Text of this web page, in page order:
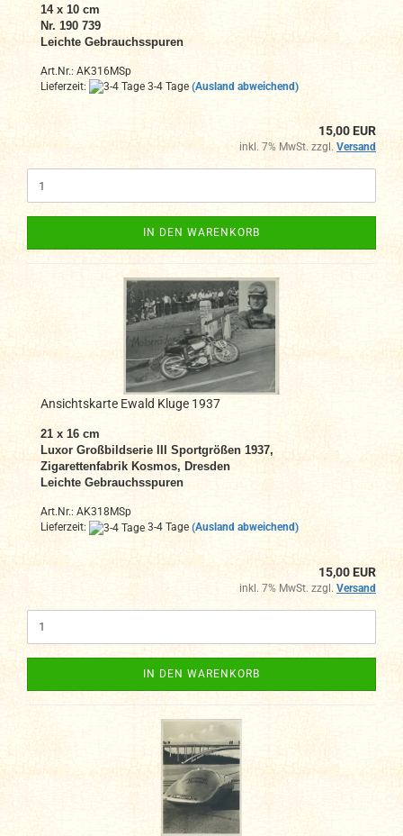
14 x 10 cm
Nr. 190 739
Leichte Gebrauchsspuren
Art.Nr.: AK316MSp
Lieferzeit:
3-4 Tage (Ausland abweichend)
15,00 EUR
inkl. 7% MwSt. zzgl. Versand
IN DEN WARENKORB
Ansichtskarte Ewald Kluge 1937
21 x 16 cm
Luxor Großbildserie III Sportgrößen 1937,
Zigarettenfabrik Kosmos, Dresden
Leichte Gebrauchsspuren
Art.Nr.: AK318MSp
Lieferzeit:
3-4 Tage (Ausland abweichend)
15,00 EUR
inkl. 7% MwSt. zzgl. Versand
IN DEN WARENKORB